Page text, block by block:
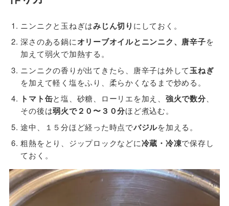
ニンニクと玉ねぎはみじん切り にしておく。
深さのある鍋にオリーブオイルとニンニク、唐辛子を
加えて弱火で加熱する。
ニンニクの香りが出てきたら、唐辛子は外して玉ねぎ
を加えて軽く塩をふり、柔らかくなるまで炒める。
トマト缶と塩、砂糖、ローリエを加え、 強火で数分、
その後は弱火で２０〜３０分ほど煮込む。
途中、１５分ほど経った時点でバジルを加える。
粗熱をとり、ジップロックなどに冷蔵・冷凍で保存し
ておく。